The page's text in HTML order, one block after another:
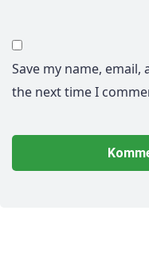
Save my name,
the next time I